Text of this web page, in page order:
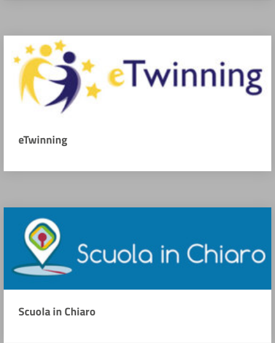
eTwinning
Scuola in Chiaro